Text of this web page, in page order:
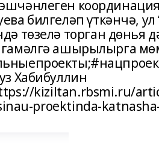
билгеләп үткәнчә,
төзелә торган дөнья
гамәлгә ашырылырга
Хабибуллин
kiziltan.rbsmi.ru/
proektinda-